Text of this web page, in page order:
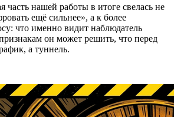
часть нашей работы в итоге свелась не
ещё сильнее», а к более
что именно видит наблюдатель
он может решить, что перед
а туннель.